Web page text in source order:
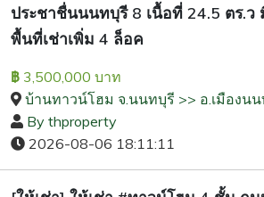
ประชาชื่นนนทบุรี 8 เนื้อที่ 24.5 ตร.ว
พื้นที่เช่าเพิ่ม 4 ล็อค
฿ 3,500,000 บาท
บ้านทาวน์โฮม จ.นนทบุรี >> อ.เมืองน
By thproperty
2026-08-06 18:11:11